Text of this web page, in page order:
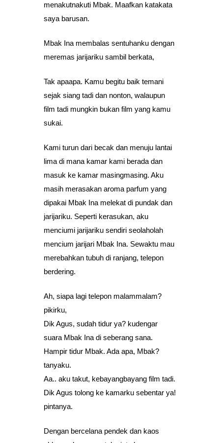
menakutnakuti Mbak. Maafkan katakata
saya barusan.
Mbak Ina membalas sentuhanku dengan
meremas jarijariku sambil berkata,
Tak apaapa. Kamu begitu baik temani
sejak siang tadi dan nonton, walaupun
film tadi mungkin bukan film yang kamu
sukai.
Kami turun dari becak dan menuju lantai
lima di mana kamar kami berada dan
masuk ke kamar masingmasing. Aku
masih merasakan aroma parfum yang
dipakai Mbak Ina melekat di pundak dan
jarijariku. Seperti kerasukan, aku
menciumi jarijariku sendiri seolaholah
mencium jarijari Mbak Ina. Sewaktu mau
merebahkan tubuh di ranjang, telepon
berdering.
Ah, siapa lagi telepon malammalam?
pikirku,
Dik Agus, sudah tidur ya? kudengar
suara Mbak Ina di seberang sana.
Hampir tidur Mbak. Ada apa, Mbak?
tanyaku.
Aa.. aku takut, kebayangbayang film tadi.
Dik Agus tolong ke kamarku sebentar ya!
pintanya.
Dengan bercelana pendek dan kaos